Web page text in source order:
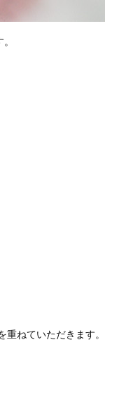
ねていただきます。